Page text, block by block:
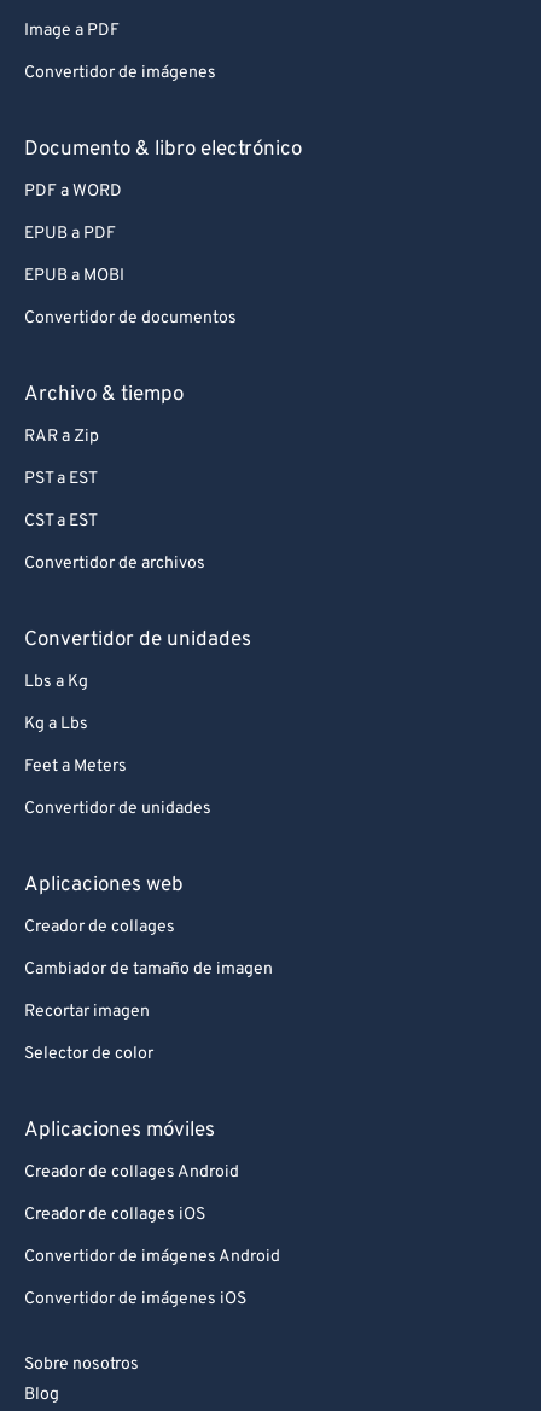
Image a PDF
Convertidor de imágenes
Documento & libro electrónico
PDF a WORD
EPUB a PDF
EPUB a MOBI
Convertidor de documentos
Archivo & tiempo
RAR a Zip
PST a EST
CST a EST
Convertidor de archivos
Convertidor de unidades
Lbs a Kg
Kg a Lbs
Feet a Meters
Convertidor de unidades
Aplicaciones web
Creador de collages
Cambiador de tamaño de imagen
Recortar imagen
Selector de color
Aplicaciones móviles
Creador de collages Android
Creador de collages iOS
Convertidor de imágenes Android
Convertidor de imágenes iOS
Sobre nosotros
Blog